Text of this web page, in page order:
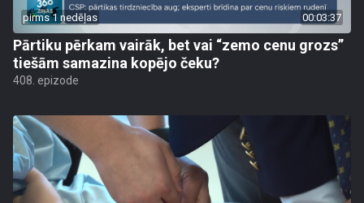
pirms 1 nedēļas 00:03:37
Pārtiku pērkam vairāk, bet vai “zemo cenu grozs”
tiešām samazina kopējo čeku?
408. epizode